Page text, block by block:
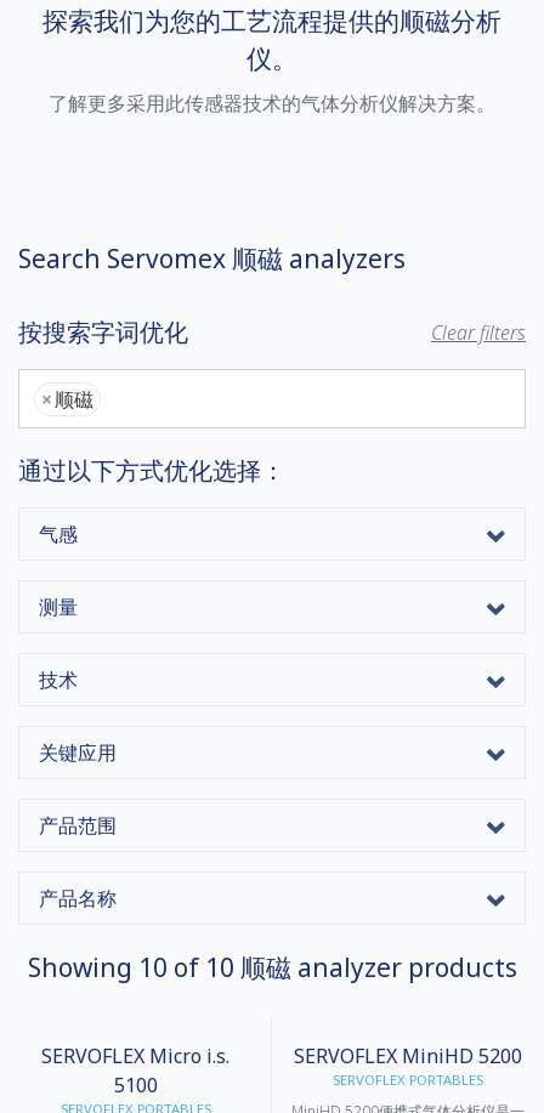
探索我们为您的工艺流程提供的顺磁分析
仪。
了解更多采用此传感器技术的气体分析仪解决方案。
Search Servomex 顺磁 analyzers
按搜索字词优化 Clear filters
×顺磁
通过以下方式优化选择：
气感
测量
技术
关键应用
产品范围
产品名称
Showing 10 of 10 顺磁 analyzer products
SERVOFLEX Micro i.s.
5100
SERVOFLEX PORTABLES
SERVOFLEX MiniHD 5200
SERVOFLEX PORTABLES